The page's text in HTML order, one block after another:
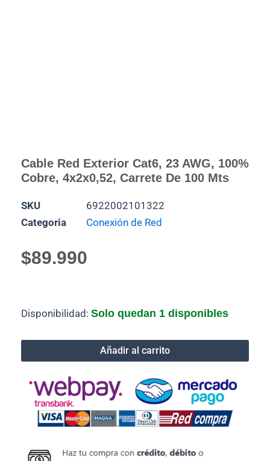
Cable Red Exterior Cat6, 23 AWG, 100%
Cobre, 4x2x0,52, Carrete De 100 Mts
SKU
6922002101322
Categoria
Conexión de Red
$89.990
Disponibilidad: Solo quedan 1 disponibles
Cable
100%
cobre,
4x2x0,52,
carrete
mts
Añadir al carrito